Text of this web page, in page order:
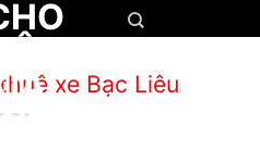
xe Bạc Liêu